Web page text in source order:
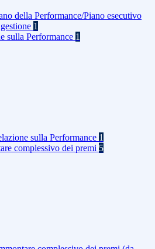
della Performance/Piano esecutivo
1
sulla Performance 1
sulla Performance 1
complessivo dei premi 5